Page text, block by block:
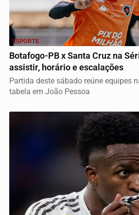
ESPORTE
Botafogo-PB x Santa Cruz na
assistir, horário e escalações
Partida deste sábado reúne equipes
tabela em João Pessoa